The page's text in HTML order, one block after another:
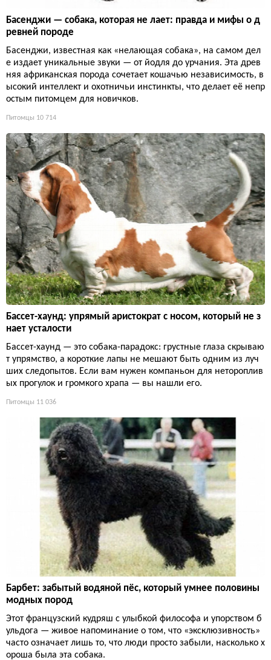
Басенджи — собака, которая не лает: правда и мифы о д
ревней породе
Басенджи, известная как «нелающая собака», на самом дел
е издает уникальные звуки — от йодля до урчания. Эта древ
няя африканская порода сочетает кошачью независимость, в
ысокий интеллект и охотничьи инстинкты, что делает её непр
остым питомцем для новичков.
Питомцы 10 714
Бассет-хаунд: упрямый аристократ с носом, который не з
нает усталости
Бассет-хаунд — это собака-парадокс: грустные глаза скрываю
т упрямство, а короткие лапы не мешают быть одним из луч
ших следопытов. Если вам нужен компаньон для нетороплив
ых прогулок и громкого храпа — вы нашли его.
Питомцы 11 036
Барбет: забытый водяной пёс, который умнее половины
модных пород
Этот французский кудряш с улыбкой философа и упорством б
ульдога — живое напоминание о том, что «эксклюзивность»
часто означает лишь то, что люди просто забыли, насколько х
ороша была эта собака.